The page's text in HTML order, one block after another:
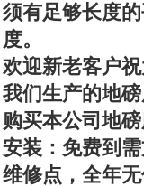
须有足够长度
度。
欢迎新老客户
我们生产的地
购买本公司地
安装：免费到
维修点，全年